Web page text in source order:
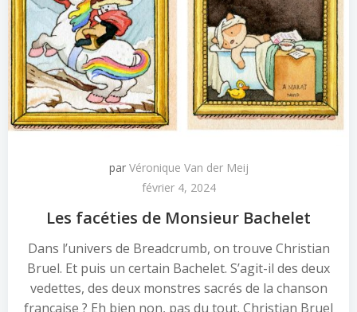
par Véronique Van der Meij
février 4, 2024
Les facéties de Monsieur Bachelet
Dans l’univers de Breadcrumb, on trouve Christian
Bruel. Et puis un certain Bachelet. S’agit-il des deux
vedettes, des deux monstres sacrés de la chanson
française ? Eh bien non, pas du tout. Christian Bruel